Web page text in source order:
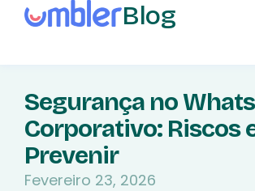
Blog
Segurança no
Corporativo: Riscos
Prevenir
Fevereiro 23, 2026